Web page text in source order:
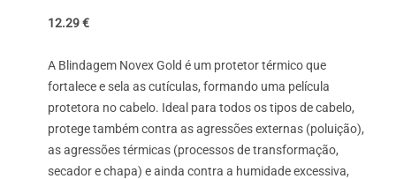
12.29€
A Blindagem Novex Gold é um protetor térmico que
fortalece e sela as cutículas, formando uma película
protetora no cabelo. Ideal para todos os tipos de cabelo,
protege também contra as agressões externas (poluição),
as agressões térmicas (processos de transformação,
secador e chapa) e ainda contra a humidade excessiva,